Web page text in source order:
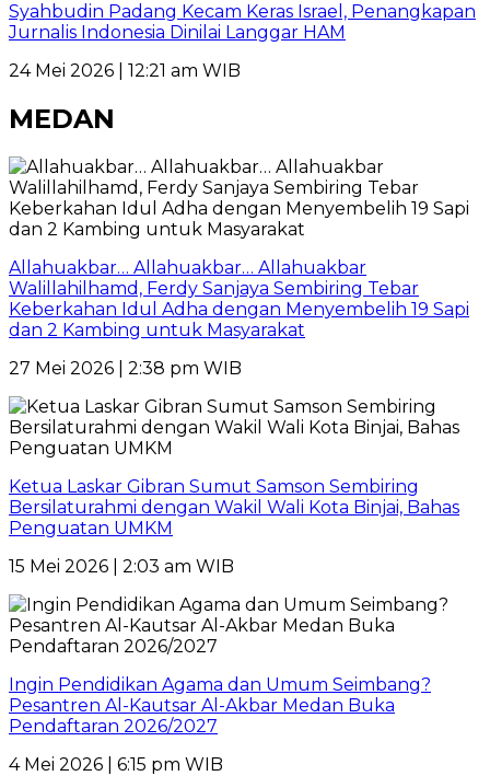
Syahbudin Padang Kecam Keras Israel, Penangkapan
Jurnalis Indonesia Dinilai Langgar HAM
24 Mei 2026 | 12:21 am WIB
MEDAN
Allahuakbar… Allahuakbar… Allahuakbar
Walillahilhamd, Ferdy Sanjaya Sembiring Tebar
Keberkahan Idul Adha dengan Menyembelih 19 Sapi
dan 2 Kambing untuk Masyarakat
27 Mei 2026 | 2:38 pm WIB
Ketua Laskar Gibran Sumut Samson Sembiring
Bersilaturahmi dengan Wakil Wali Kota Binjai, Bahas
Penguatan UMKM
15 Mei 2026 | 2:03 am WIB
Ingin Pendidikan Agama dan Umum Seimbang?
Pesantren Al-Kautsar Al-Akbar Medan Buka
Pendaftaran 2026/2027
4 Mei 2026 | 6:15 pm WIB